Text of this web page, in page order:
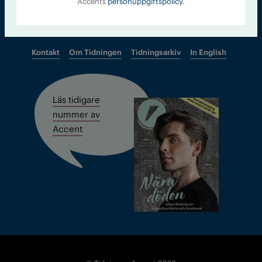
Kontakt Om Tidningen Tidningsarkiv In English
Läs tidigare
nummer av
Accent